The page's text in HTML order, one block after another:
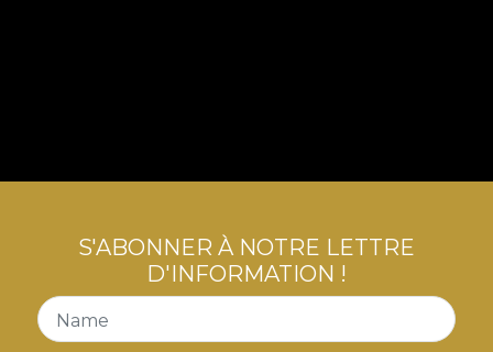
S'ABONNER À NOTRE LETTRE
D'INFORMATION !
Name